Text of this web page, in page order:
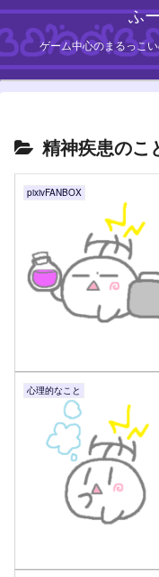
ふ
ゲーム中心のまるっこ
精神疾患のこ
pixivFANBOX
心理的なこと